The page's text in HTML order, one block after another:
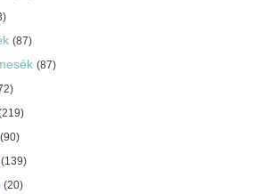
(87)
(87)
(90)
(139)
(20)